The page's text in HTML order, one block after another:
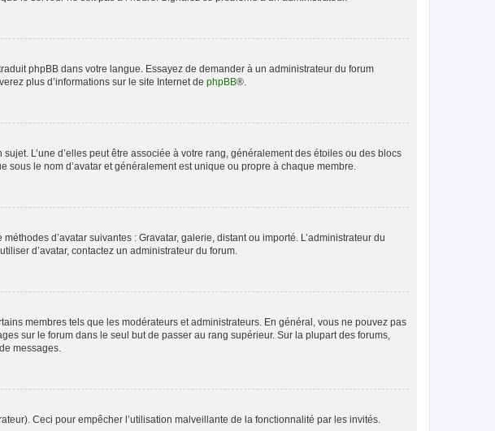
phpBB dans votre langue. Essayez de demander à un administrateur du forum
plus d’informations sur le site Internet de phpBB®.
L’une d’elles peut être associée à votre rang, généralement des étoiles ou des blocs
le nom d’avatar et généralement est unique ou propre à chaque membre.
d’avatar suivantes : Gravatar, galerie, distant ou importé. L’administrateur du
d’avatar, contactez un administrateur du forum.
membres tels que les modérateurs et administrateurs. En général, vous ne pouvez pas
sur le forum dans le seul but de passer au rang supérieur. Sur la plupart des forums,
messages.
Ceci pour empêcher l’utilisation malveillante de la fonctionnalité par les invités.